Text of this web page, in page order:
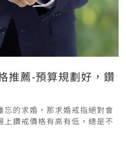
推薦-預算規劃好，鑽
忘的求婚，那求婚戒指絕對會
上鑽戒價格有高有低，總是不